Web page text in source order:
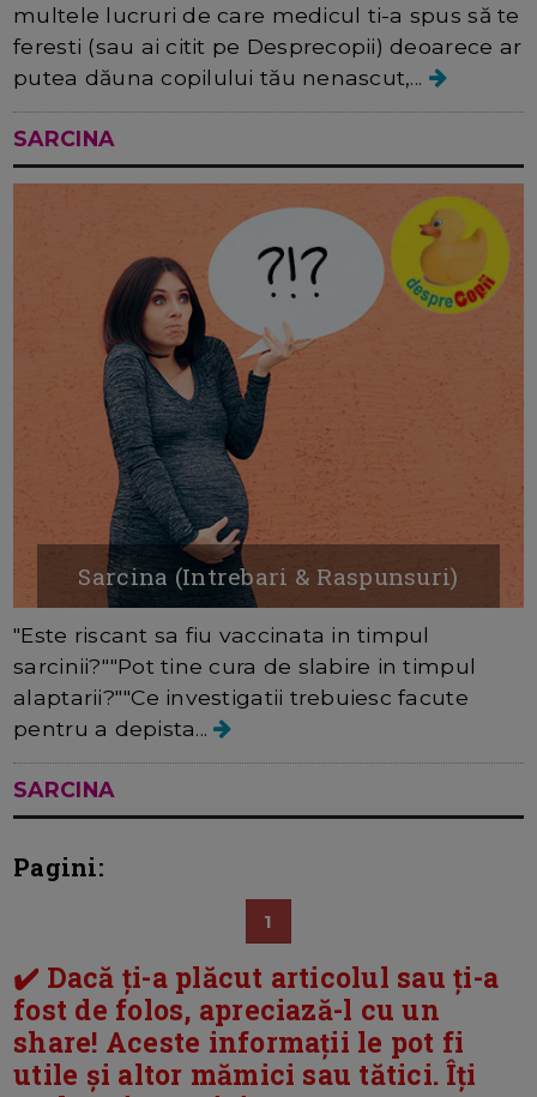
multele lucruri de care medicul ti-a spus să te
feresti (sau ai citit pe Desprecopii) deoarece ar
putea dăuna copilului tău nenascut,...
SARCINA
Sarcina (Intrebari & Raspunsuri)
"Este riscant sa fiu vaccinata in timpul
sarcinii?""Pot tine cura de slabire in timpul
alaptarii?""Ce investigatii trebuiesc facute
pentru a depista...
SARCINA
Pagini:
1
✔️ Dacă ți-a plăcut articolul sau ți-a
fost de folos, apreciază-l cu un
share! Aceste informații le pot fi
utile și altor mămici sau tătici. Îți